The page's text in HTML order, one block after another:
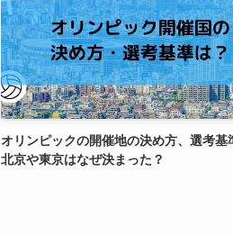
オリンピックの開催地の決め方、選考基
北京や東京はなぜ決まった？